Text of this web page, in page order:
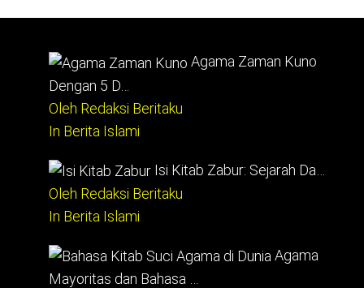
Agama Zaman Kuno
Dengan 5 D…
Oleh Redaksi Beritaku
In Berita Islami
Isi Kitab Zabur: Sejarah Da…
Oleh Redaksi Beritaku
In Berita Islami
Agama
Mayoritas dan Bahasa …